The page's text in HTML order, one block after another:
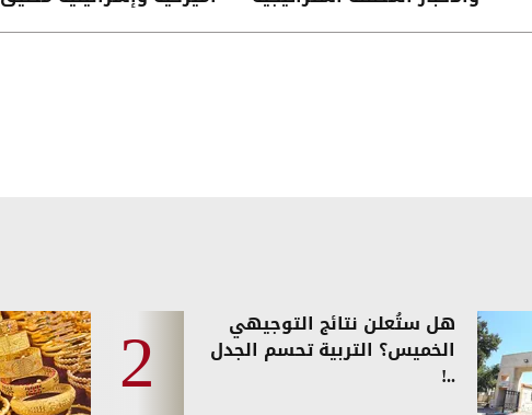
فاشلة هرمز
هل ستُعلن نتائج التوجيهي
الخميس؟ التربية تحسم الجدل
..!